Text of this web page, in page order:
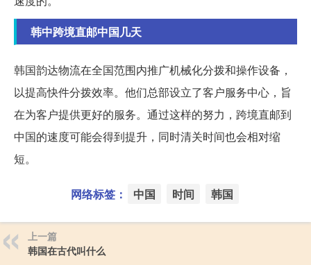
韩中跨境直邮中国几天
韩国韵达物流在全国范围内推广机械化分拨和操作设备，
以提高快件分拨效率。他们总部设立了客户服务中心，旨
在为客户提供更好的服务。通过这样的努力，跨境直邮到
中国的速度可能会得到提升，同时清关时间也会相对缩
短。
网络标签： 中国 时间 韩国
上一篇
韩国在古代叫什么